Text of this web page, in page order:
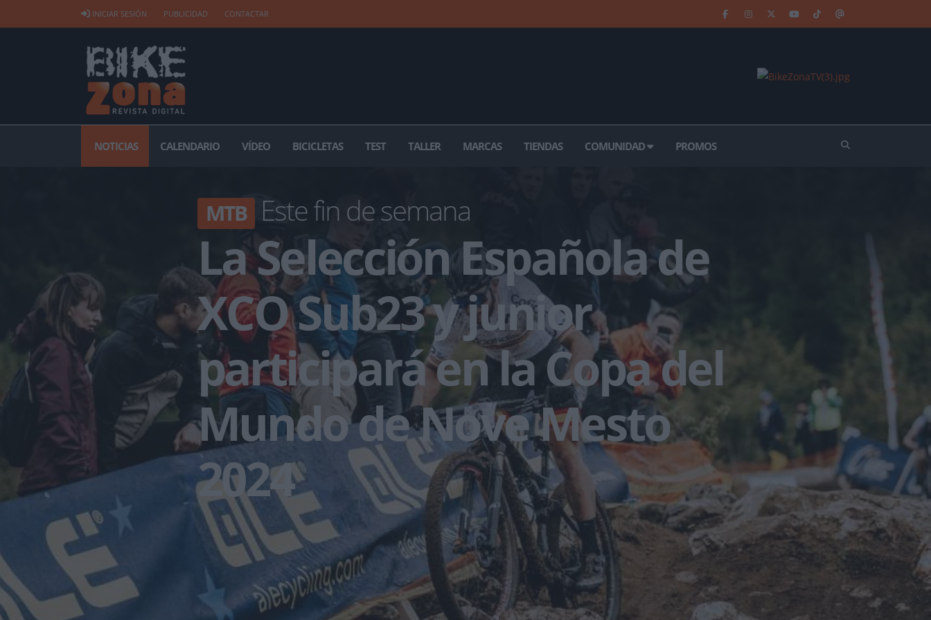
INICIAR SESIÓN PUBLICIDAD CONTACTAR
NOTICIAS CALENDARIO VÍDEO BICICLETAS TEST TALLER MARCAS TIENDAS COMUNIDAD PROMOS
MTB Este fin de semana
La Selección Española de
XCO Sub23 y junior
participará en la Copa del
Mundo de Nove Mesto
2024